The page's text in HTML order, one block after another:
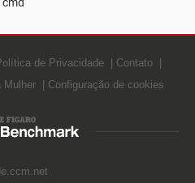
de Privacidade
Contato
Mulher Configuração de cookies